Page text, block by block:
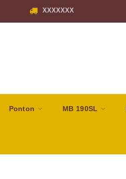
XXXXXXX
Ponton MB 190SL